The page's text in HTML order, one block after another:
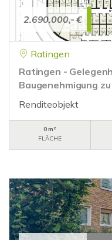
2.690.000,- €
Ratingen
Ratingen -
Baugenehmigung
Renditeobjekt
0 m²
FLÄCHE